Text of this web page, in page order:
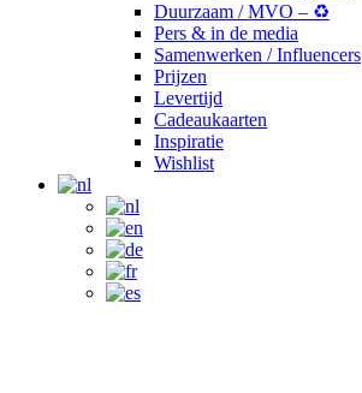
Duurzaam / MVO – ♻️
Pers & in de media
Samenwerken / Influencers
Prijzen
Levertijd
Cadeaukaarten
Inspiratie
Wishlist